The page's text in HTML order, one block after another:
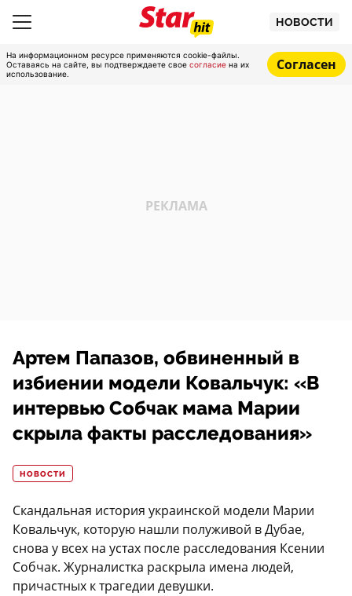
НОВОСТИ
На информационном ресурсе применяются cookie-файлы.
Оставаясь на сайте, вы подтверждаете свое согласие на их
использование.
Согласен
Артем Папазов, обвиненный в
избиении модели Ковальчук: «В
интервью Собчак мама Марии
скрыла факты расследования»
НОВОСТИ
Скандальная история украинской модели Марии
Ковальчук, которую нашли полуживой в Дубае,
снова у всех на устах после расследования Ксении
Собчак. Журналистка раскрыла имена людей,
причастных к трагедии девушки.